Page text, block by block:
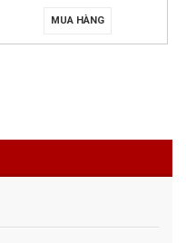
MUA HÀNG